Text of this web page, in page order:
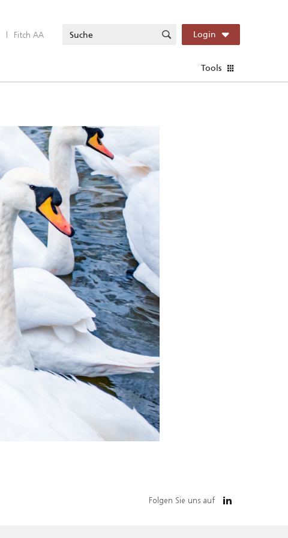
| Fitch AA Login
Tools
Folgen Sie uns auf